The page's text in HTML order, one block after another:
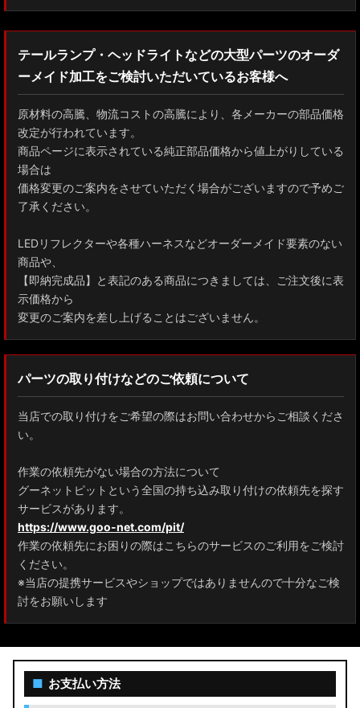
テールランプ・ヘッドライトなどの大型パーツのオーダ
ーメイド加工をご検討いただいているお客様へ
原材料の高騰、物流コストの高騰により、各メーカーの部品価格
改定が行われています。
商品ページに表示されている純正部品価格から値上がりしている
場合は
価格変更のご案内をさせていただく場合がございますので予めご
了承ください。
LEDリフレクターや各種ハーネスなどオーダーメイド要素のない
商品や、
【即納完成品】と表記のある商品につきましては、ご注文後に表
示価格から
変更のご案内を差し上げることはございません。
パーツの取り付けなどのご依頼について
当店での取り付けをご希望の際はお問い合わせからご相談くださ
い。
作業の依頼先がない場合の方法について
グーネットピットという全国の持ち込み取り付けの依頼先を探す
サービスがあります。
https://www.goo-net.com/pit/
作業の依頼先にお困りの際はこちらのサービスのご利用をご検討
ください。
※当店の提携サービスやショップではありませんので十分なご検
討をお願いします
■ お支払い方法